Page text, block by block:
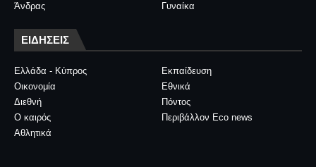
Άνδρας Γυναίκα
ΕΙΔΗΣΕΙΣ
Ελλάδα - Κύπρος
Εκπαίδευση
Οικονομία
Εθνικά
Διεθνή
Πόντος
Ο καιρός
Περιβάλλον Eco news
Αθλητικά